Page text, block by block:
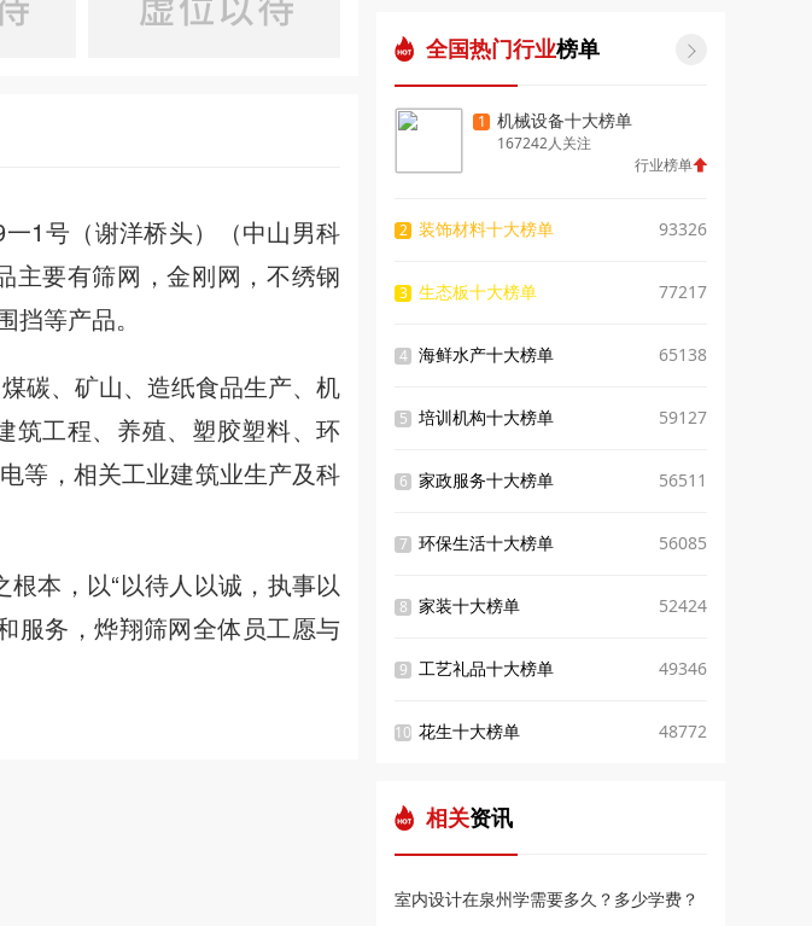
1号（谢洋桥头）（中山男科
主要有筛网，金刚网，不绣钢
等产品。
碳、矿山、造纸食品生产、机
筑工程、养殖、塑胶塑料、环
等，相关工业建筑业生产及科
本，以“以待人以诚，执事以
服务，烨翔筛网全体员工愿与
全国热门行业榜单 
1 机械设备十大榜单
167242人关注
行业榜单
2 装饰材料十大榜单 93326
3 生态板十大榜单 77217
4 海鲜水产十大榜单 65138
5 培训机构十大榜单 59127
6 家政服务十大榜单 56511
7 环保生活十大榜单 56085
8 家装十大榜单 52424
9 工艺礼品十大榜单 49346
10 花生十大榜单 48772
相关资讯
室内设计在泉州学需要多久？多少学费？